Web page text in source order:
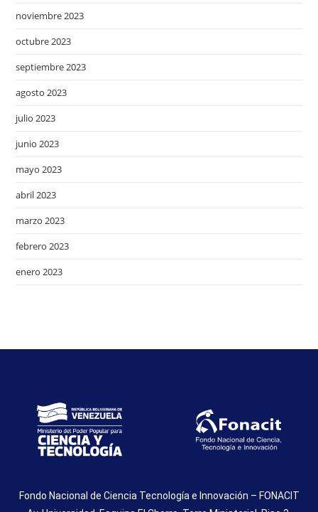
noviembre 2023
octubre 2023
septiembre 2023
agosto 2023
julio 2023
junio 2023
mayo 2023
abril 2023
marzo 2023
febrero 2023
enero 2023
Fondo Nacional de Ciencia Tecnología e Innovación – FONACIT